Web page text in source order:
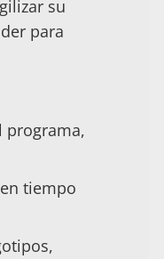
su
para
programa,
tiempo